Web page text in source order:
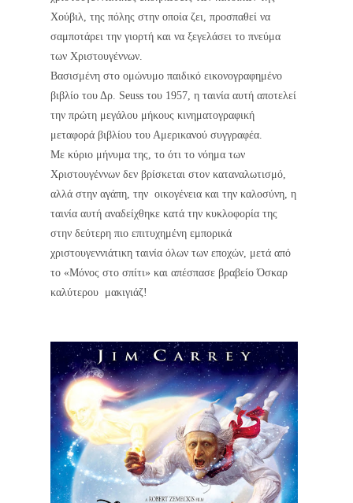
Χούβιλ, της πόλης στην οποία ζει, προσπαθεί να
σαμποτάρει την γιορτή και να ξεγελάσει το πνεύμα
των Χριστουγέννων.
Βασισμένη στο ομώνυμο παιδικό εικονογραφημένο
βιβλίο του Δρ. Seuss του 1957, η ταινία αυτή αποτελεί
την πρώτη μεγάλου μήκους κινηματογραφική
μεταφορά βιβλίου του Αμερικανού συγγραφέα.
Με κύριο μήνυμα της, το ότι το νόημα των
Χριστουγέννων δεν βρίσκεται στον καταναλωτισμό,
αλλά στην αγάπη, την οικογένεια και την καλοσύνη, η
ταινία αυτή αναδείχθηκε κατά την κυκλοφορία της
στην δεύτερη πιο επιτυχημένη εμπορικά
χριστουγεννιάτικη ταινία όλων των εποχών, μετά από
το «Μόνος στο σπίτι» και απέσπασε βραβείο Όσκαρ
καλύτερου μακιγιάζ!